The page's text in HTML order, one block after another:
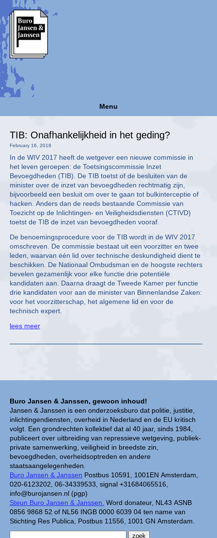
Menu
Buro Jansen & Janssen, gewoon inhoud!
Jansen & Janssen is een onderzoeksburo dat politie, justitie,
inlichtingendiensten, overheid in Nederland en de EU kritisch
volgt. Een grondrechten kollektief dat al 40 jaar, sinds 1984,
publiceert over uitbreiding van repressieve wetgeving, publiek-
private samenwerking, veiligheid in breedste zin,
bevoegdheden, overheidsoptreden en andere
staatsaangelegenheden.
Buro Jansen & Janssen Postbus 10591, 1001EN Amsterdam,
020-6123202, 06-34339533, signal +31684065516,
info@burojansen.nl (pgp)
Steun Buro Jansen & Janssen. Word donateur, NL43 ASNB
0856 9868 52 of NL56 INGB 0000 6039 04 ten name van
Stichting Res Publica, Postbus 11556, 1001 GN Amsterdam.
TIB: Onafhankelijkheid in het geding?
February 16, 2018
In de WIV 2017 heeft de wetgever een nieuwe commissie in
het leven geroepen: de Toetsingscommissie Inzet
Bevoegdheden (TIB). De TIB toetst of de besluiten van de
minister over de inzet van bevoegdheden rechtmatig zijn,
bijvoorbeeld een besluit om over te gaan tot bulkinterceptie of
hacken. Anders dan de reeds bestaande Commissie van
Toezicht op de Inlichtingen- en Veiligheidsdiensten (CTIVD)
toetst de TIB de inzet van bevoegdheden vooraf.
De benoemingsprocedure voor de TIB wordt in de WIV 2017
omschreven. De commissie bestaat uit een voorzitter en twee
leden, waarvan één lid over technische deskundigheid dient te
beschikken. De Nationaal Ombudsman en de hoogste rechters
bevelen gezamenlijk voor elke functie drie potentiële
kandidaten aan. Daarna draagt de Tweede Kamer per functie
drie kandidaten voor aan de minister van Binnenlandse Zaken:
voor het voorzitterschap, het algemene lid en voor de
technisch expert.
lees meer